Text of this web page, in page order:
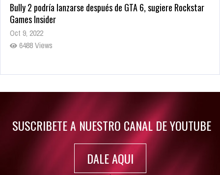
Bully 2 podría lanzarse después de GTA 6, sugiere Rockstar
Games Insider
Oct 9, 2022
6488 Views
Rumor: Se filtran los primeros detalles de Resident Evil 9
SUSCRIBETE A NUESTRO CANAL DE YOUTUBE
DALE AQUI